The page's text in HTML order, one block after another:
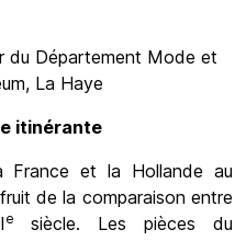
du Département Mode et
La Haye
itinérante
France et la Hollande au
de la comparaison entre
e
siècle. Les pièces du